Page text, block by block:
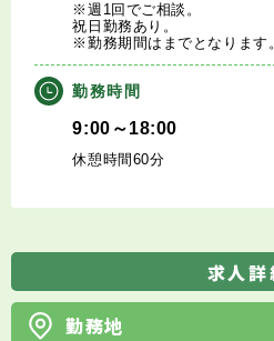
※週1回でご相談。
祝日勤務あり。
※勤務期間はまでとなります。
勤務時間
9:00～18:00
休憩時間60分
求人詳
勤務地